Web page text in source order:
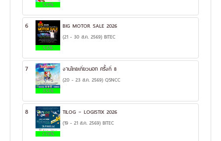
5.91%
6
5.6%
BIG MOTOR SALE 2026
(21 - 30 ส.ค. 2569) BITEC
7
3.51%
งานไทยเที่ยวนอก ครั้งที่ 8
(20 - 23 ส.ค. 2569) QSNCC
8
2.78%
TILOG – LOGISTIX 2026
(19 - 21 ส.ค. 2569) BITEC